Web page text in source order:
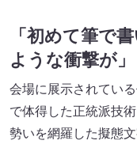
「初めて筆で
ような衝撃が」
会場に展示されてい
で体得した正統派技
勢いを網羅した擬態